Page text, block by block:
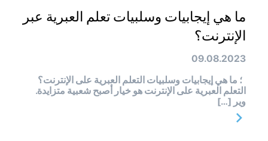
ما هي إيجابيات وسلبيات تعلم العبرية عبر
الإنترنت؟
09.08.2023
؛ ما هي إيجابيات وسلبيات التعلم العبرية على الإنترنت؟
التعلم العبرية على الإنترنت هو خيار أصبح شعبية متزايدة.
وير […]